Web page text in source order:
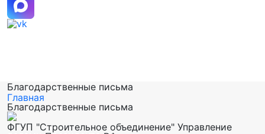
Благодарственные письма
Главная
Благодарственные письма
ФГУП "Строительное объединение" Управление